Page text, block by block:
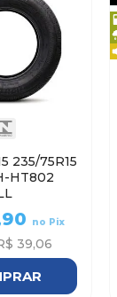
235/75R15
HT802
no Pix
39,06